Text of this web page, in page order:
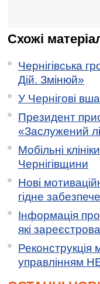
Схожі
Чернігівська
Дій. Змінюй»
У Чернігові
Президент
«Заслужений
Мобільні
Чернігівщини
Нові
гідне
Інформація про
які
Реконструкція
управлінням